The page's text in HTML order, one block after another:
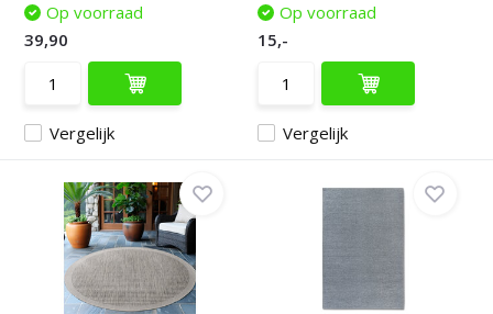
Vergelijk
Op voorraad
39,90
Vergelijk
Op voorraad
15,-